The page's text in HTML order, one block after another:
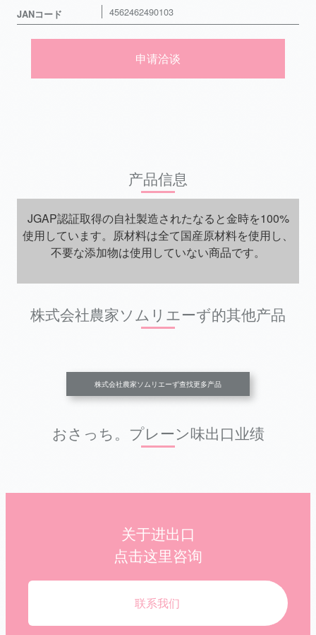
JANコード 4562462490103
申请洽谈
产品信息
JGAP認証取得の自社製造されたなると金時を100%
使用しています。原材料は全て国産原材料を使用し、
不要な添加物は使用していない商品です。
株式会社農家ソムリエーず的其他产品
株式会社農家ソムリエーず查找更多产品
おさっち。プレーン味出口业绩
关于进出口
点击这里咨询
联系我们